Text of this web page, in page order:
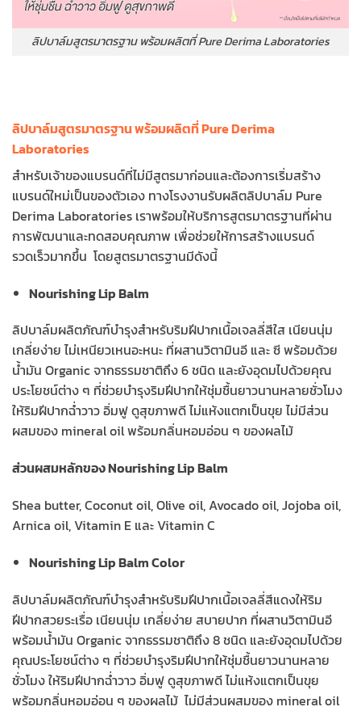
ลิปบาล์มสูตรมาตรฐาน พร้อมผลิตที่ Pure Derima Laboratories
ลิปบาล์มสูตรมาตรฐาน พร้อมผลิตที่ Pure Derima
Laboratories
สำหรับเจ้าของแบรนด์ที่ไม่มีสูตรมาก่อนและต้องการเริ่มสร้าง
แบรนด์ใหม่เป็นของตัวเอง ทางโรงงานรับผลิตลิปบาล์ม Pure
Derima Laboratories เราพร้อมให้บริการสูตรมาตรฐานที่ผ่าน
การพัฒนาและทดสอบคุณภาพ เพื่อช่วยให้การสร้างแบรนด์
รวดเร็วมากขึ้น โดยสูตรมาตรฐานมีดังนี้
Nourishing Lip Balm
ลิปบาล์มผลิตภัณฑ์บำรุงสำหรับริมฝีปากเนื้อเจลลี่สีใส เนียนนุ่ม
เกลี่ยง่าย ไม่เหนียวเหนอะหนะ ที่ผสานวิตามินอี และ ซี พร้อมด้วย
น้ำมัน Organic จากธรรมชาติถึง 6 ชนิด และยังอุดมไปด้วยคุณ
ประโยชน์ต่าง ๆ ที่ช่วยบำรุงริมฝีปากให้ชุ่มชื้นยาวนานหลายชั่วโมง
ให้ริมฝีปากฉ่ำวาว อิ่มฟู ดูสุขภาพดี ไม่แห้งแตกเป็นขุย ไม่มีส่วน
ผสมของ mineral oil พร้อมกลิ่นหอมอ่อน ๆ ของผลไม้
ส่วนผสมหลักของ Nourishing Lip Balm
Shea butter, Coconut oil, Olive oil, Avocado oil, Jojoba oil,
Arnica oil, Vitamin E และ Vitamin C
Nourishing Lip Balm Color
ลิปบาล์มผลิตภัณฑ์บำรุงสำหรับริมฝีปากเนื้อเจลลี่สีแดงให้ริม
ฝีปากสวยระเรื่อ เนียนนุ่ม เกลี่ยง่าย สบายปาก ที่ผสานวิตามินอี
พร้อมน้ำมัน Organic จากธรรมชาติถึง 8 ชนิด และยังอุดมไปด้วย
คุณประโยชน์ต่าง ๆ ที่ช่วยบำรุงริมฝีปากให้ชุ่มชื้นยาวนานหลาย
ชั่วโมง ให้ริมฝีปากฉ่ำวาว อิ่มฟู ดูสุขภาพดี ไม่แห้งแตกเป็นขุย
พร้อมกลิ่นหอมอ่อน ๆ ของผลไม้ ไม่มีส่วนผสมของ mineral oil